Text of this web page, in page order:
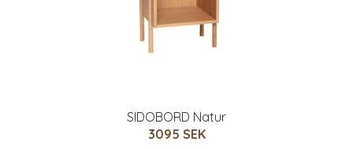
SIDOBORD Natur
3095 SEK